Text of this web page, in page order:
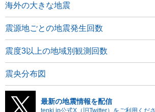
海外の大きな地震
震源地ごとの地震発生回数
震度3以上の地域別観測回数
震央分布図
最新の地震情報を配信
tenki.jp公式X（旧Twitter）をご利用くださ